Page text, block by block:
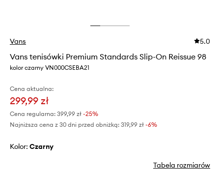
Vans 5.0
Vans tenisówki Premium Standards Slip-On Reissue 98
kolor czarny VN000CSEBA21
Cena aktualna:
299,99 zł
Cena regularna: 399,99 zł -25%
Najniższa cena z 30 dni przed obniżką: 319,99 zł -6%
Kolor: czarny
Tabela rozmiarów